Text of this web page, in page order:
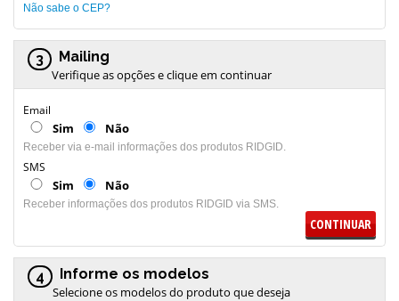
Não sabe o CEP?
3 Mailing
Verifique as opções e clique em continuar
Email
Sim Não
Receber via e-mail informações dos produtos RIDGID.
SMS
Sim Não
Receber informações dos produtos RIDGID via SMS.
CONTINUAR
4 Informe os modelos
Selecione os modelos do produto que deseja